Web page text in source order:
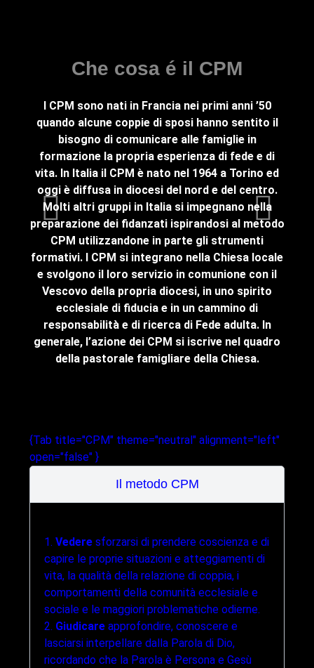
Che cosa é il CPM
I CPM sono nati in Francia nei primi anni ’50
quando alcune coppie di sposi hanno sentito il
bisogno di comunicare alle famiglie in
formazione la propria esperienza di fede e di
vita. In Italia il CPM è nato nel 1964 a Torino ed
oggi è diffusa in diocesi del nord e del centro.
Molti altri gruppi in Italia si impegnano nella
preparazione dei fidanzati ispirandosi al metodo
CPM utilizzandone in parte gli strumenti
formativi. I CPM si integrano nella Chiesa locale
e svolgono il loro servizio in comunione con il
Vescovo della propria diocesi, in uno spirito
ecclesiale di fiducia e in un cammino di
responsabilità e di ricerca di Fede adulta. In
generale, l’azione dei CPM si iscrive nel quadro
della pastorale famigliare della Chiesa.
{Tab title="CPM" theme="neutral" alignment="left"
open="false" }
Il metodo CPM
1. Vedere sforzarsi di prendere coscienza e di
capire le proprie situazioni e atteggiamenti di
vita, la qualità della relazione di coppia, i
comportamenti della comunità ecclesiale e
sociale e le maggiori problematiche odierne.
2. Giudicare approfondire, conoscere e
lasciarsi interpellare dalla Parola di Dio,
ricordando che la Parola è Persona e Gesù